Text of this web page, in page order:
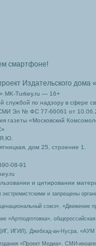
смартфоне!
Издательского дома
MK-Turkey.ru — 16+
службой по надзору в сфере
Эл № ФС 77-66061 от
газеты «Московский
Я.Ю.
дом 25, строение 1.
08-91
и цитировании
и запрещены
союз»,
«Артподготовка»,
(ИГ, ИГИЛ), Джебхад-ан-Нусра,
«Проект Медиа». СМИ-